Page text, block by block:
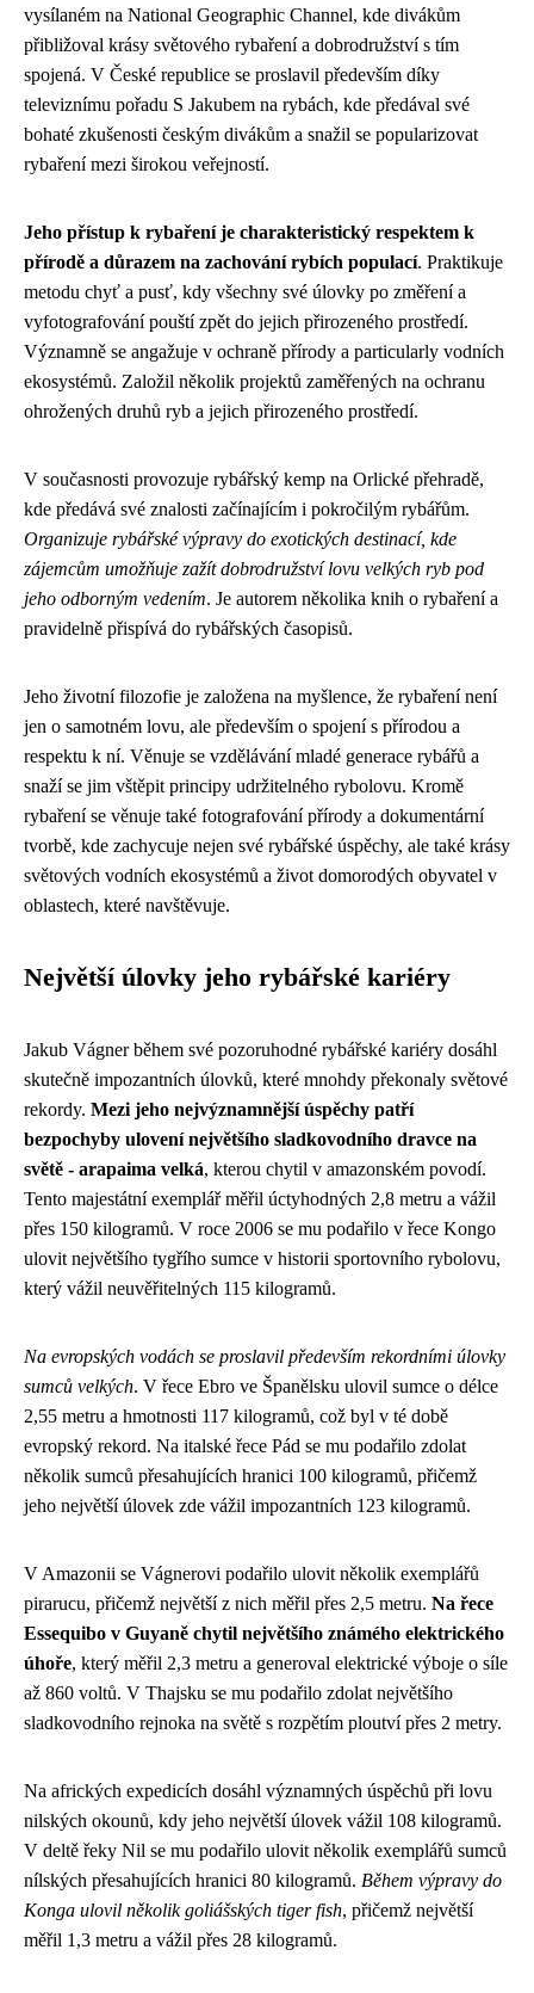
vysílaném na National Geographic Channel, kde divákům
přibližoval krásy světového rybaření a dobrodružství s tím
spojená. V České republice se proslavil především díky
televiznímu pořadu S Jakubem na rybách, kde předával své
bohaté zkušenosti českým divákům a snažil se popularizovat
rybaření mezi širokou veřejností.
Jeho přístup k rybaření je charakteristický respektem k
přírodě a důrazem na zachování rybích populací. Praktikuje
metodu chyť a pusť, kdy všechny své úlovky po změření a
vyfotografování pouští zpět do jejich přirozeného prostředí.
Významně se angažuje v ochraně přírody a particularly vodních
ekosystémů. Založil několik projektů zaměřených na ochranu
ohrožených druhů ryb a jejich přirozeného prostředí.
V současnosti provozuje rybářský kemp na Orlické přehradě,
kde předává své znalosti začínajícím i pokročilým rybářům.
Organizuje rybářské výpravy do exotických destinací, kde
zájemcům umožňuje zažít dobrodružství lovu velkých ryb pod
jeho odborným vedením. Je autorem několika knih o rybaření a
pravidelně přispívá do rybářských časopisů.
Jeho životní filozofie je založena na myšlence, že rybaření není
jen o samotném lovu, ale především o spojení s přírodou a
respektu k ní. Věnuje se vzdělávání mladé generace rybářů a
snaží se jim vštěpit principy udržitelného rybolovu. Kromě
rybaření se věnuje také fotografování přírody a dokumentární
tvorbě, kde zachycuje nejen své rybářské úspěchy, ale také krásy
světových vodních ekosystémů a život domorodých obyvatel v
oblastech, které navštěvuje.
Největší úlovky jeho rybářské kariéry
Jakub Vágner během své pozoruhodné rybářské kariéry dosáhl
skutečně impozantních úlovků, které mnohdy překonaly světové
rekordy. Mezi jeho nejvýznamnější úspěchy patří
bezpochyby ulovení největšího sladkovodního dravce na
světě - arapaima velká, kterou chytil v amazonském povodí.
Tento majestátní exemplář měřil úctyhodných 2,8 metru a vážil
přes 150 kilogramů. V roce 2006 se mu podařilo v řece Kongo
ulovit největšího tygřího sumce v historii sportovního rybolovu,
který vážil neuvěřitelných 115 kilogramů.
Na evropských vodách se proslavil především rekordními úlovky
sumců velkých. V řece Ebro ve Španělsku ulovil sumce o délce
2,55 metru a hmotnosti 117 kilogramů, což byl v té době
evropský rekord. Na italské řece Pád se mu podařilo zdolat
několik sumců přesahujících hranici 100 kilogramů, přičemž
jeho největší úlovek zde vážil impozantních 123 kilogramů.
V Amazonii se Vágnerovi podařilo ulovit několik exemplářů
pirarucu, přičemž největší z nich měřil přes 2,5 metru. Na řece
Essequibo v Guyaně chytil největšího známého elektrického
úhoře, který měřil 2,3 metru a generoval elektrické výboje o síle
až 860 voltů. V Thajsku se mu podařilo zdolat největšího
sladkovodního rejnoka na světě s rozpětím ploutví přes 2 metry.
Na afrických expedicích dosáhl významných úspěchů při lovu
nilských okounů, kdy jeho největší úlovek vážil 108 kilogramů.
V deltě řeky Nil se mu podařilo ulovit několik exemplářů sumců
nílských přesahujících hranici 80 kilogramů. Během výpravy do
Konga ulovil několik goliášských tiger fish, přičemž největší
měřil 1,3 metru a vážil přes 28 kilogramů.